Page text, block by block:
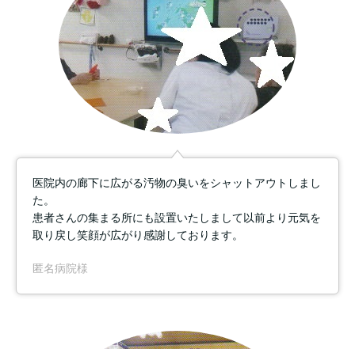
医院内の廊下に広がる汚物の臭いをシャットアウトしまし
た。
患者さんの集まる所にも設置いたしまして以前より元気を
取り戻し笑顔が広がり感謝しております。
匿名病院様